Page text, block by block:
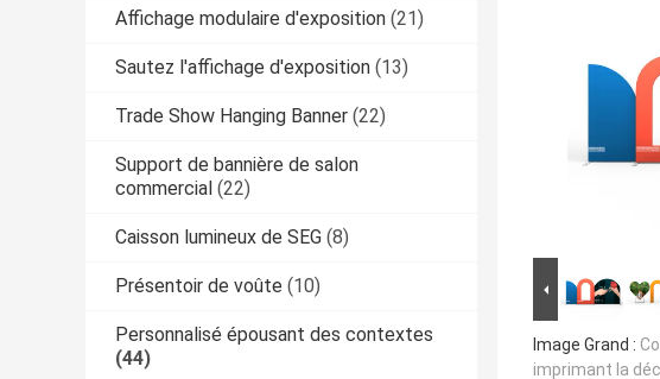
Affichage modulaire d'exposition (21)
Sautez l'affichage d'exposition (13)
Trade Show Hanging Banner (22)
Support de bannière de salon
commercial (22)
Caisson lumineux de SEG (8)
Présentoir de voûte (10)
Personnalisé épousant des contextes
(44)
Image Grand :
imprimant la